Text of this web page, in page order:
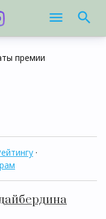
премии
·